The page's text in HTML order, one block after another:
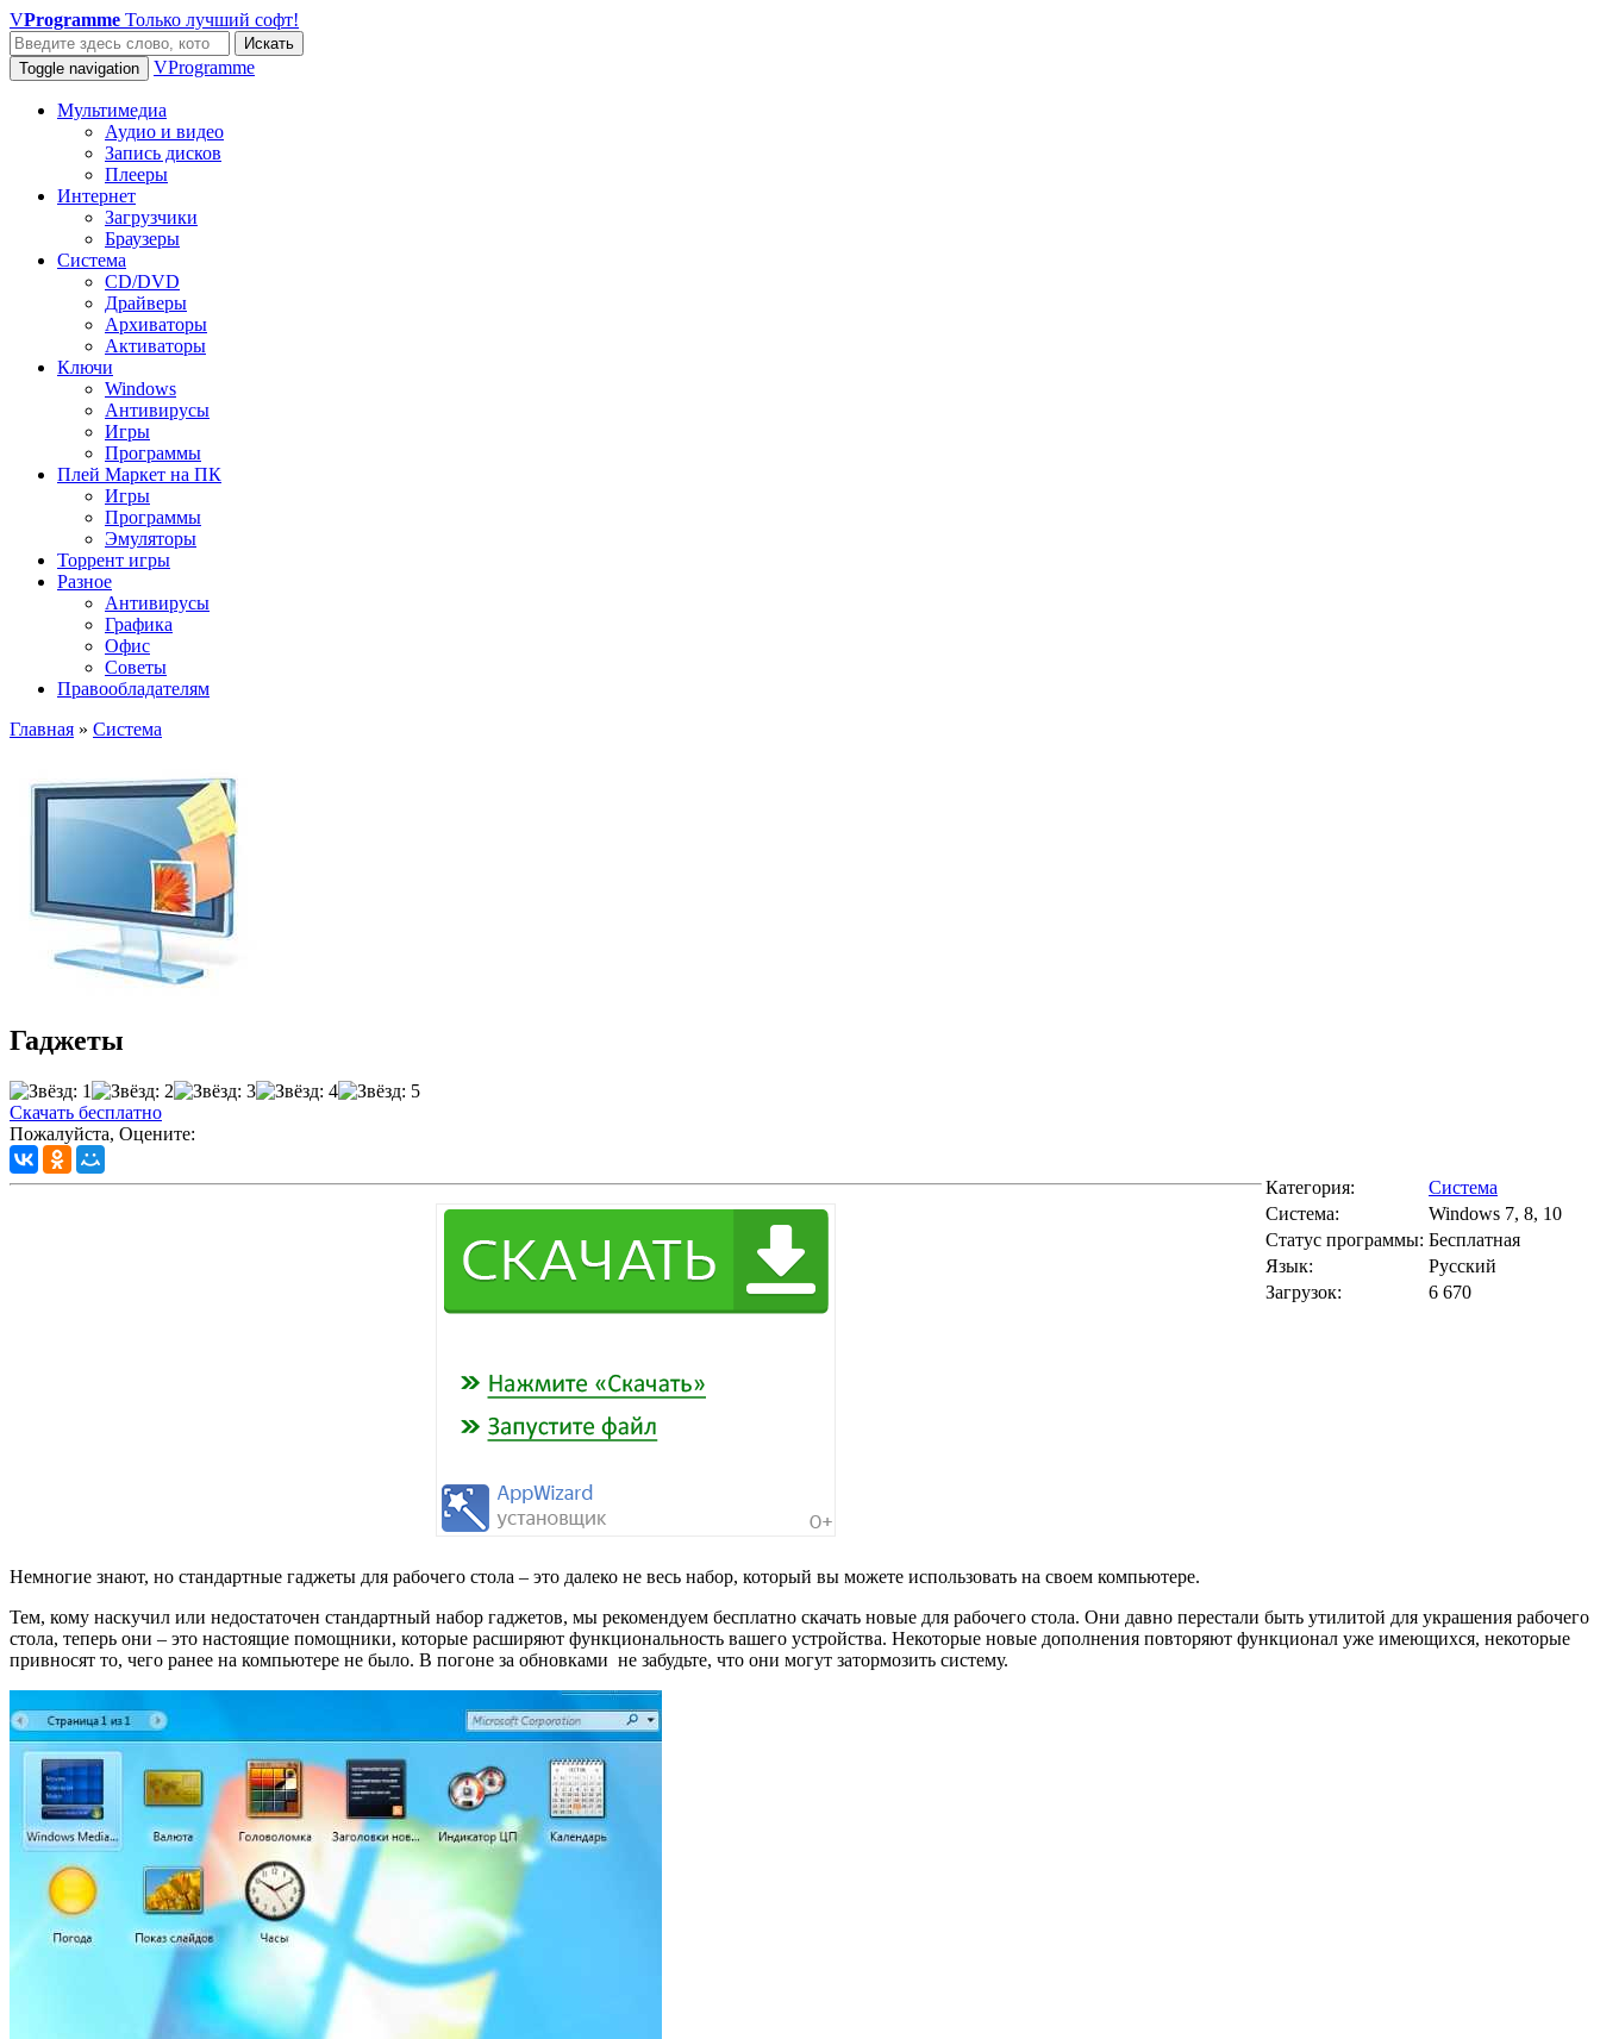
VProgramme Только лучший софт!
Искать
Toggle navigation
VProgramme
Мультимедиа
Аудио и видео
Запись дисков
Плееры
Интернет
Загрузчики
Браузеры
Система
CD/DVD
Драйверы
Архиваторы
Активаторы
Ключи
Windows
Антивирусы
Игры
Программы
Плей Маркет на ПК
Игры
Программы
Эмуляторы
Торрент игры
Разное
Антивирусы
Графика
Офис
Советы
Правообладателям
Главная » Система
Гаджеты
Скачать бесплатно
Пожалуйста, Оцените:
Категория:
Система
Система:
Windows 7, 8, 10
Статус программы: Бесплатная
Язык:
Русский
Загрузок:
6 670
Немногие знают, но стандартные гаджеты для рабочего стола – это далеко не весь набор, который вы можете использовать на своем компьютере.
Тем, кому наскучил или недостаточен стандартный набор гаджетов, мы рекомендуем бесплатно скачать новые для рабочего стола. Они давно перестали быть утилитой для украшения рабочего
стола, теперь они – это настоящие помощники, которые расширяют функциональность вашего устройства. Некоторые новые дополнения повторяют функционал уже имеющихся, некоторые
привносят то, чего ранее на компьютере не было. В погоне за обновками не забудьте, что они могут затормозить систему.